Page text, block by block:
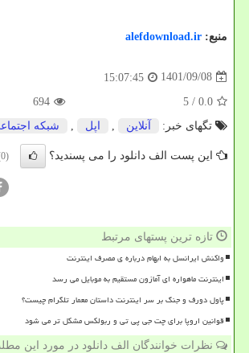
منبع: alefdownload.ir
1401/09/08
15:07:45
0.0
/ 5
694
تگهای خبر:
آنلاین , اپل , شبكه
این پست الف دانلود را می پسندید؟ (0)
تازه ترین پستهای مرتبط
واکنش ایرانسل به ابهام درباره ی مصرف اینترنت
اینترنت ماهواره ای آمازون مستقیم به موبایل می رسد
پاول دورف و جنگ بر سر اینترنت داستان معمار تلگرام چیست؟
قوانین اروپا برای چت جی پی تی و ربولکس مشکل تر می شود
نظرات خوانندگان الف دانلود در مورد این